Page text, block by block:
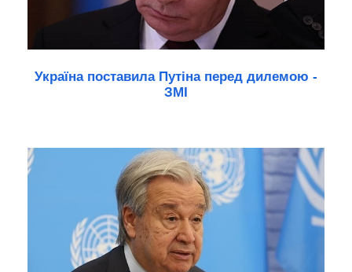
Україна поставила Путіна перед дилемою -
ЗМІ